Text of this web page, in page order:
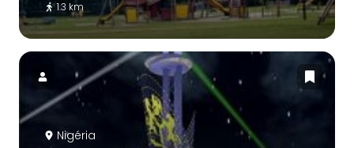
1.3 km
Nigéria